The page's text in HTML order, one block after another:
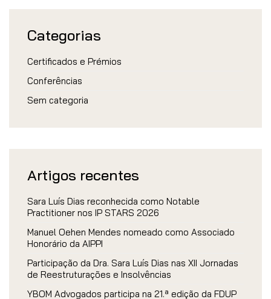
Categorias
Certificados e Prémios
Conferências
Sem categoria
Artigos recentes
Sara Luís Dias reconhecida como Notable
Practitioner nos IP STARS 2026
Manuel Oehen Mendes nomeado como Associado
Honorário da AIPPI
Participação da Dra. Sara Luís Dias nas XII Jornadas
de Reestruturações e Insolvências
YBOM Advogados participa na 21.ª edição da FDUP